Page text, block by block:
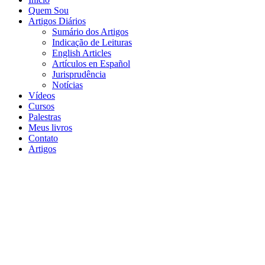
Quem Sou
Artigos Diários
Sumário dos Artigos
Indicação de Leituras
English Articles
Artículos en Español
Jurisprudência
Notícias
Vídeos
Cursos
Palestras
Meus livros
Contato
Artigos